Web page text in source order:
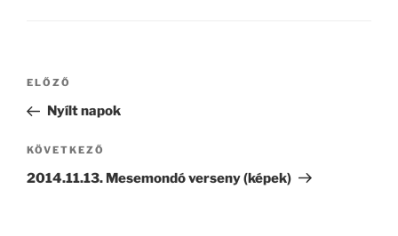
Bejegyzés
Korábbi
bejegyzés
ELŐZŐ
Nyílt napok
Következő
bejegyzés
KÖVETKEZŐ
2014.11.13. Mesemondó verseny (képek)